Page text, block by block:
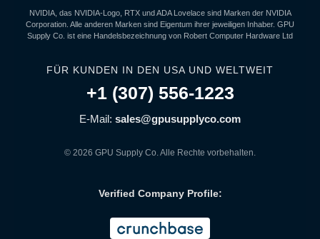
NVIDIA, das NVIDIA-Logo, RTX und ADA Lovelace sind Marken der NVIDIA
Corporation. Alle anderen Marken sind Eigentum ihrer jeweiligen Inhaber. GPU
Supply Co. ist eine Handelsbezeichnung von Robert Computer Hardware Ltd
FÜR KUNDEN IN DEN USA UND WELTWEIT
+1 (307) 556-1223
E-Mail: sales@gpusupplyco.com
© 2026 GPU Supply Co. Alle Rechte vorbehalten.
Verified Company Profile: